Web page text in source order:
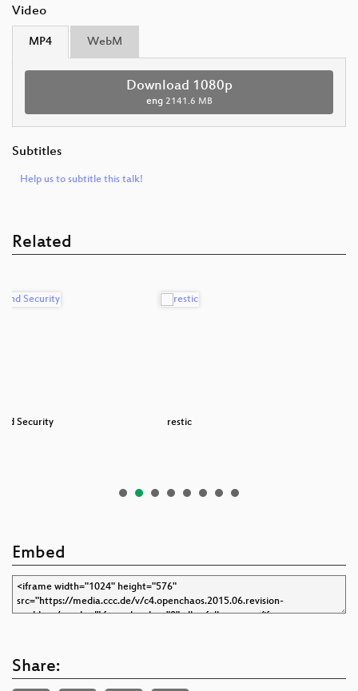
Video
MP4 WebM
Download 1080p
eng 2141.6 MB
Subtitles
Help us to subtitle this talk!
Related
Security restic
Embed
Share: